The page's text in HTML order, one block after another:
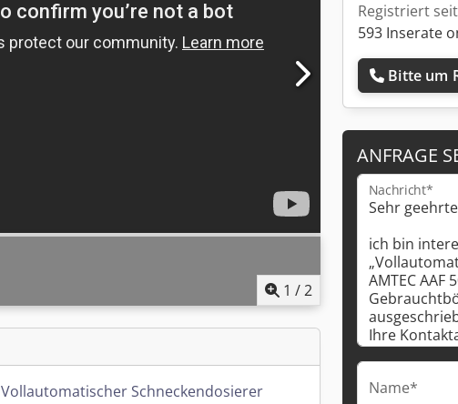
1 /2
Vollautomatischer Schneckendosierer
Registriert
593 Inserate
Bitte um
ANFRAGE
Nachricht*
Name*